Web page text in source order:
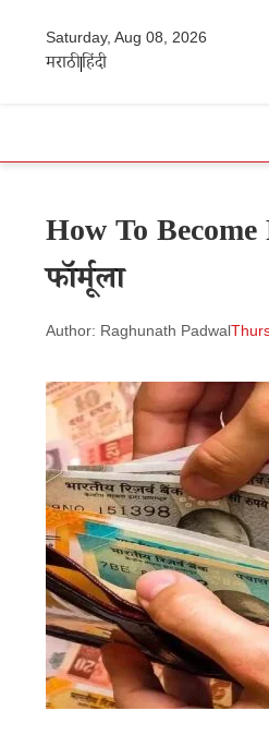
Saturday, Aug 08, 2026
मराठीहिंदी
How To
फॉर्मूला
Author: Raghunath Padwal